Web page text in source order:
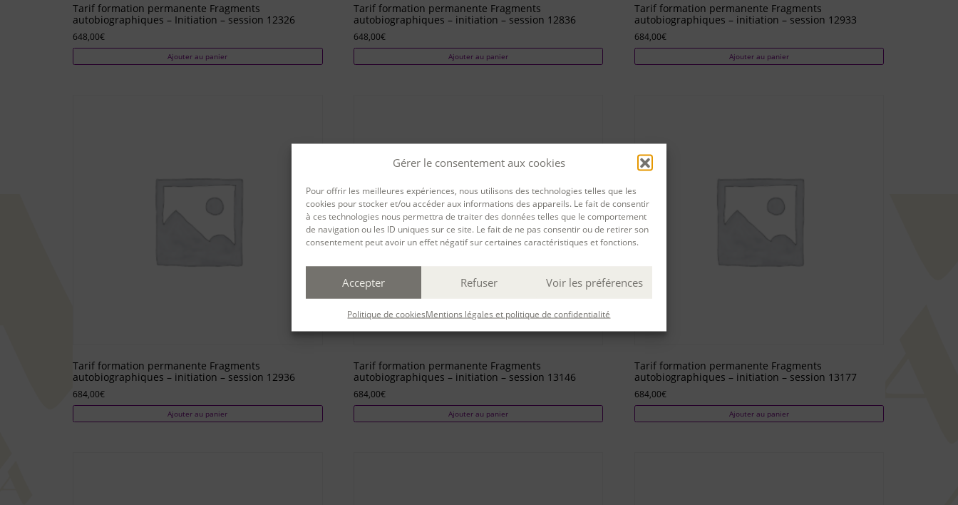
Gérer le consentement aux cookies
Pour offrir les meilleures expériences, nous utilisons des technologies telles que les
cookies pour stocker et/ou accéder aux informations des appareils. Le fait de consentir
à ces technologies nous permettra de traiter des données telles que le comportement
de navigation ou les ID uniques sur ce site. Le fait de ne pas consentir ou de retirer son
consentement peut avoir un effet négatif sur certaines caractéristiques et fonctions.
Accepter Refuser Voir les préférences
Politique de cookiesMentions légales et politique de confidentialité
Tarif formation permanente Fragments
autobiographiques – Initiation – session 12326
648,00€
Ajouter au panier
Tarif formation permanente Fragments
autobiographiques – initiation – session 12836
648,00€
Ajouter au panier
Tarif formation permanente Fragments
autobiographiques – initiation – session 12933
684,00€
Ajouter au panier
Tarif formation permanente Fragments
autobiographiques – initiation – session 12936
684,00€
Ajouter au panier
Tarif formation permanente Fragments
autobiographiques – initiation – session 13146
684,00€
Ajouter au panier
Tarif formation permanente Fragments
autobiographiques – initiation – session 13177
684,00€
Ajouter au panier